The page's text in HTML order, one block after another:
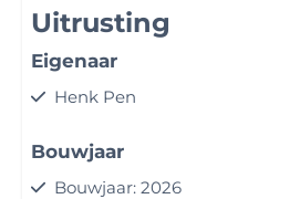
Uitrusting
Eigenaar
Henk Pen
Bouwjaar
Bouwjaar: 2026